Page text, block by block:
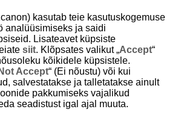
kasutab teie kasutuskogemuse
analüüsimiseks ja saidi
Lisateavet küpsiste
siit. Klõpsates valikut „Accept“
kõikidele küpsistele.
Not Accept“ (Ei nõustu) või kui
salvestatakse ja talletatakse ainult
pakkumiseks vajalikud
seadistust igal ajal muuta.